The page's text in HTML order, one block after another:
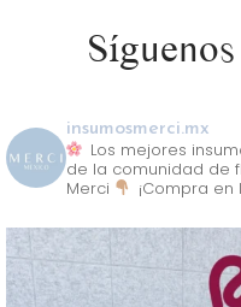
insumosmerci.mx
Los mejores
de la comunidad de
Merci
¡Compra en